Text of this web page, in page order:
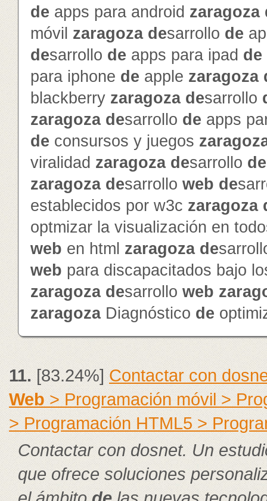
de apps para android zaragoza
móvil zaragoza desarrollo de
desarrollo de apps para ipad de
para iphone de apple zaragoza
blackberry zaragoza desarrollo
zaragoza desarrollo de apps
de consursos y juegos
viralidad zaragoza desarrollo de
zaragoza desarrollo web de
establecidos por w3c zaragoza
optmizar la visualización en
web en html zaragoza de
web para discapacitados bajo
zaragoza desarrollo web
zaragozaDiagnóstico de
11.[83.24%]Contactar con
Web> Programación móvil >
> Programación HTML5 >
Contactar con dosnet. Un
que ofrece soluciones